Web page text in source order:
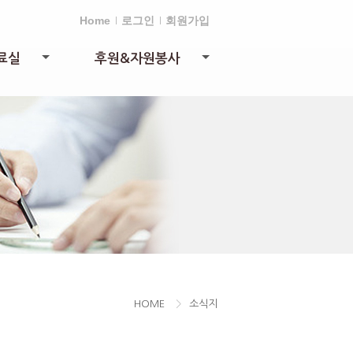
Home 로그인 회원가입
실 후원&자원봉사
HOME > 소식지